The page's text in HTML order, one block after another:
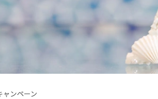
ンペーン